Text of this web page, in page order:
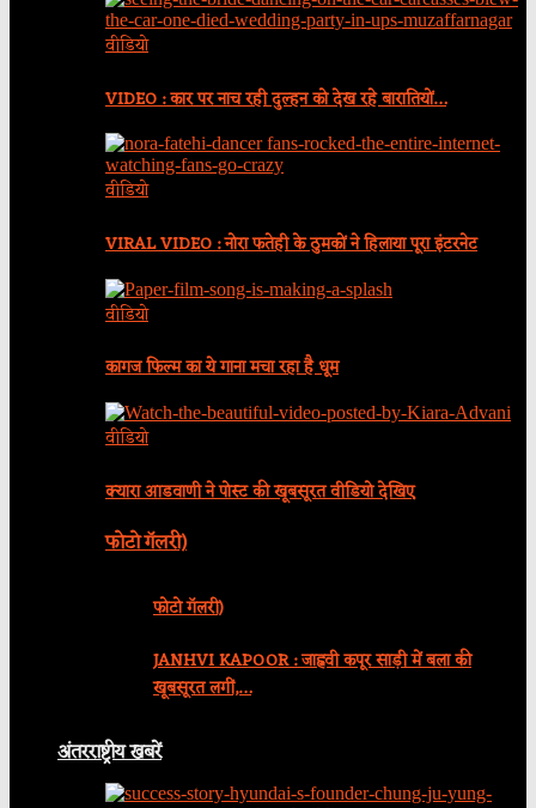
वीडियो
VIDEO : कार पर नाच रही दुल्हन को देख रहे बारातियों…
वीडियो
VIRAL VIDEO : नोरा फतेही के ठुमकों ने हिलाया पूरा इंटरनेट
वीडियो
कागज फिल्म का ये गाना मचा रहा है धूम
वीडियो
क्यारा आडवाणी ने पोस्ट की खूबसूरत वीडियो देखिए
फोटो गॅलरी)
फोटो गॅलरी)
JANHVI KAPOOR : जाह्नवी कपूर साड़ी में बला की
खूबसूरत लगीं,…
अंतरराष्ट्रीय खबरें